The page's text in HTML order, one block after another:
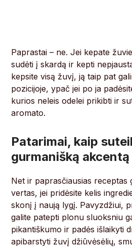
Paprastai – ne. Jei kepate
sudėti į skardą ir kepti
kepsite visą žuvį, ją taip pat
pozicijoje, ypač jei po ja
kurios neleis odelei prikibti ir
aromato.
Patarimai, kaip
gurmanišką akcentą
Net ir paprasčiausias receptas
vertas, jei pridėsite kelis
skonį į naują lygį. Pavyzdžiui,
galite patepti plonu sluoksniu
pikantiškumo ir padės išlaikyti
apibarstyti žuvį džiūvėsėlių,